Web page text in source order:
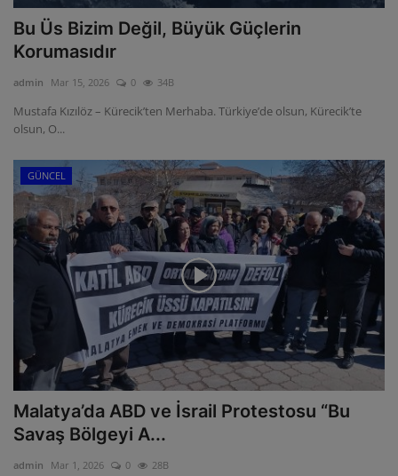
Bu Üs Bizim Değil, Büyük Güçlerin
Korumasıdır
admin Mar 15, 2026 0 34B
Mustafa Kızılöz – Kürecik’ten Merhaba. Türkiye’de olsun, Kürecik’te
olsun, O...
GÜNCEL
Malatya’da ABD ve İsrail Protestosu “Bu
Savaş Bölgeyi A...
admin Mar 1, 2026 0 28B